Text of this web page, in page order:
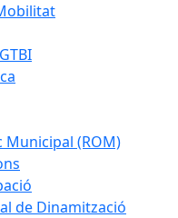
Municipal (ROM)
de Dinamització